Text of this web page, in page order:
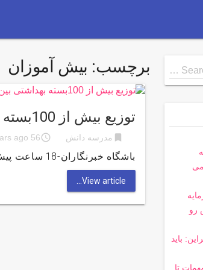
برچسب: بیش آموزان
توزیع بیش از 100بسته بهداشتی بین دانش آموزان آزادشهر
مدرسه دانش access_time
56 years ago
باشگاه خبرنگاران-18 ساعت پیش وبلاگ اطلاعات شبکه خانگی
View article...
رو
باید
تا